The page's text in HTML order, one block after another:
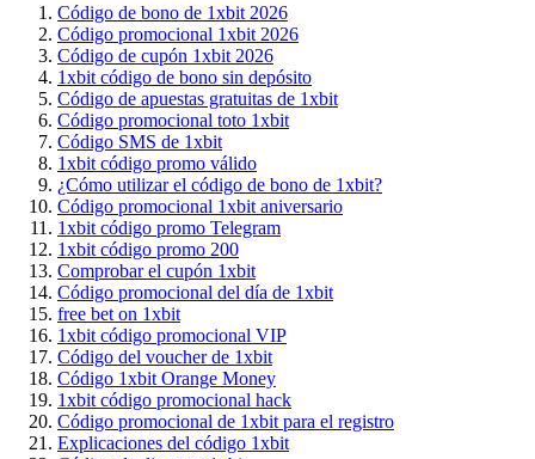
Código de bono de 1xbit 2026
Código promocional 1xbit 2026
Código de cupón 1xbit 2026
1xbit código de bono sin depósito
Código de apuestas gratuitas de 1xbit
Código promocional toto 1xbit
Código SMS de 1xbit
1xbit código promo válido
¿Cómo utilizar el código de bono de 1xbit?
Código promocional 1xbit aniversario
1xbit código promo Telegram
1xbit código promo 200
Comprobar el cupón 1xbit
Código promocional del día de 1xbit
free bet on 1xbit
1xbit código promocional VIP
Código del voucher de 1xbit
Código 1xbit Orange Money
1xbit código promocional hack
Código promocional de 1xbit para el registro
Explicaciones del código 1xbit